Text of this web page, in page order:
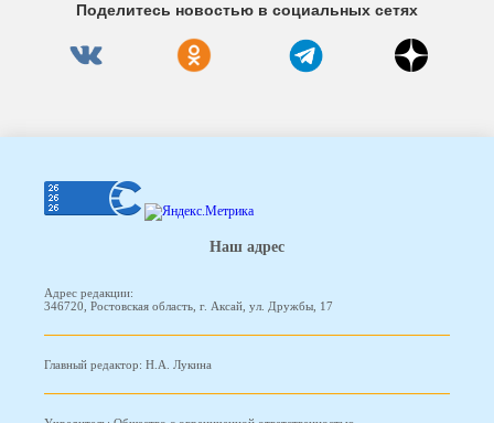
Поделитесь новостью в социальных сетях
Наш адрес
Адрес редакции:
346720, Ростовская область, г. Аксай, ул. Дружбы, 17
Главный редактор: Н.А. Лукина